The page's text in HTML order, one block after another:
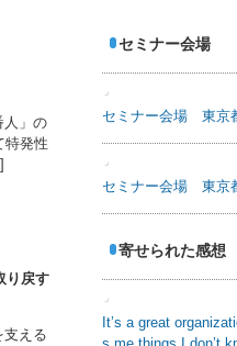
」の
特発性
り戻す
支える
セミナー会場
セミナー会場 東京